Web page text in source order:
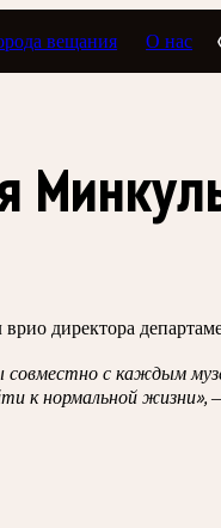
вещания О нас
директора
совместно с каждым
к нормальной жизни»,